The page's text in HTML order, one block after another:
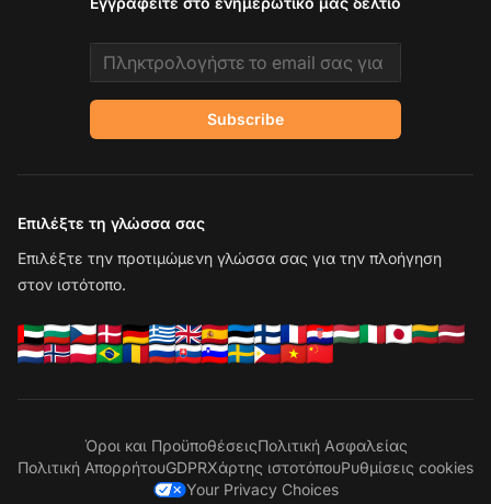
Email address
Subscribe
Επιλέξτε τη γλώσσα σας
Επιλέξτε την προτιμώμενη γλώσσα σας για την πλοήγηση
στον ιστότοπο.
Όροι και ΠροϋποθέσειςΠολιτική Ασφαλείας
Πολιτική ΑπορρήτουGDPRΧάρτης ιστοτόπουΡυθμίσεις cookies
Your Privacy Choices